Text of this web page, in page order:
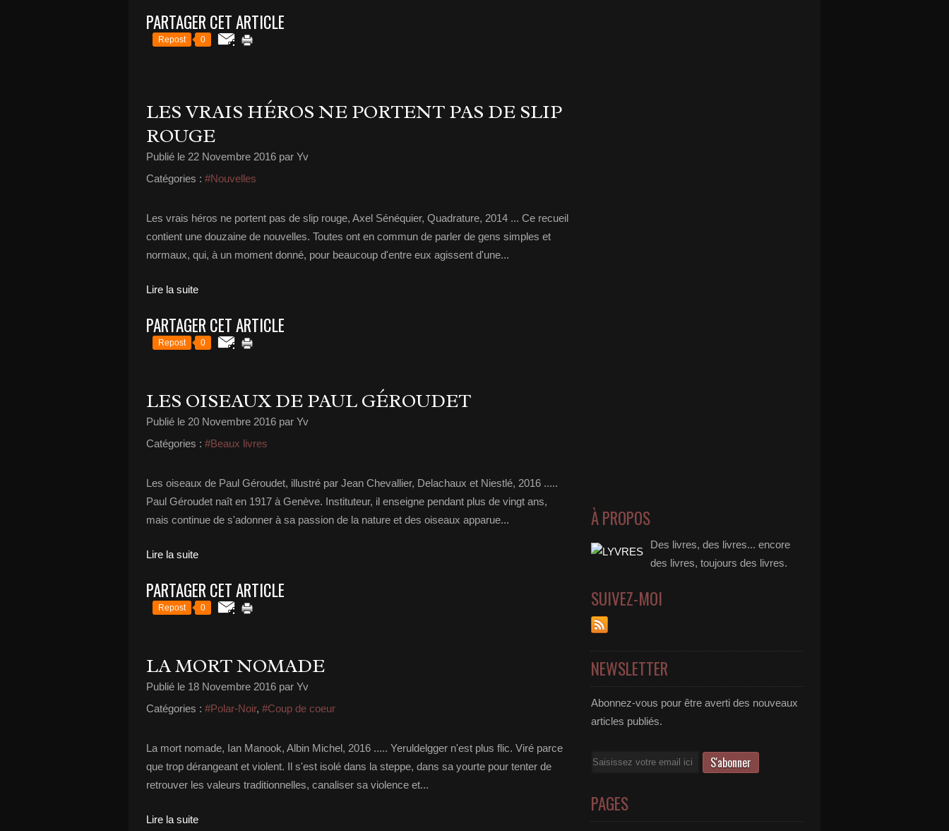
PARTAGER CET ARTICLE
Repost 0
LES VRAIS HÉROS NE PORTENT PAS DE SLIP
ROUGE
Publié le 22 Novembre 2016 par Yv
Catégories : #Nouvelles
Les vrais héros ne portent pas de slip rouge, Axel Sénéquier, Quadrature, 2014 ... Ce recueil
contient une douzaine de nouvelles. Toutes ont en commun de parler de gens simples et
normaux, qui, à un moment donné, pour beaucoup d'entre eux agissent d'une...
Lire la suite
PARTAGER CET ARTICLE
Repost 0
LES OISEAUX DE PAUL GÉROUDET
Publié le 20 Novembre 2016 par Yv
Catégories : #Beaux livres
Les oiseaux de Paul Géroudet, illustré par Jean Chevallier, Delachaux et Niestlé, 2016 .....
Paul Géroudet naît en 1917 à Genève. Instituteur, il enseigne pendant plus de vingt ans,
mais continue de s'adonner à sa passion de la nature et des oiseaux apparue...
Lire la suite
PARTAGER CET ARTICLE
Repost 0
LA MORT NOMADE
Publié le 18 Novembre 2016 par Yv
Catégories : #Polar-Noir, #Coup de coeur
La mort nomade, Ian Manook, Albin Michel, 2016 ..... Yeruldelgger n'est plus flic. Viré parce
que trop dérangeant et violent. Il s'est isolé dans la steppe, dans sa yourte pour tenter de
retrouver les valeurs traditionnelles, canaliser sa violence et...
Lire la suite
À PROPOS
Des livres, des livres... encore
des livres, toujours des livres.
SUIVEZ-MOI
NEWSLETTER
Abonnez-vous pour être averti des nouveaux
articles publiés.
Email
PAGES